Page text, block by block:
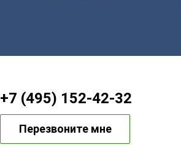
+7 (495) 152-42-32
Перезвоните мне